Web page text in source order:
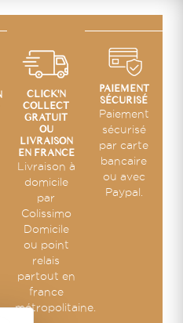
CLICK'N
COLLECT
GRATUIT
OU
LIVRAISON
EN FRANCE
Livraison à
domicile
par
Colissimo
Domicile
ou point
relais
partout en
france
métropolitaine.
PAIEMENT
SÉCURISÉ
Paiement
sécurisé
par carte
bancaire
ou avec
Paypal.